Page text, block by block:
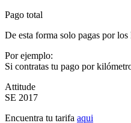
Pago total
De esta forma solo pagas por los
Por ejemplo:
Si contratas tu pago por
Attitude
SE 2017
Encuentra tu tarifa aqui